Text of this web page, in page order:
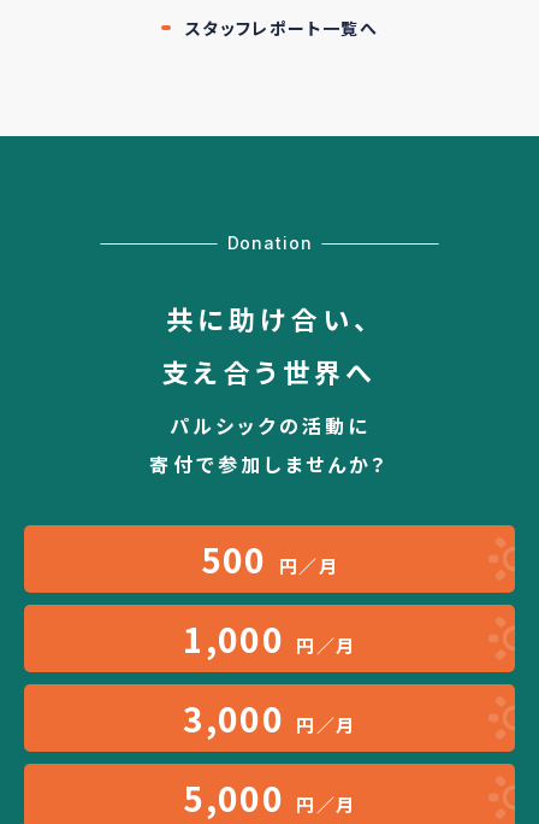
スタッフレポート一覧へ
Donation
共に助け合い、
支え合う世界へ
パルシックの活動に
寄付で参加しませんか？
500 円／月
1,000 円／月
3,000 円／月
5,000 円／月